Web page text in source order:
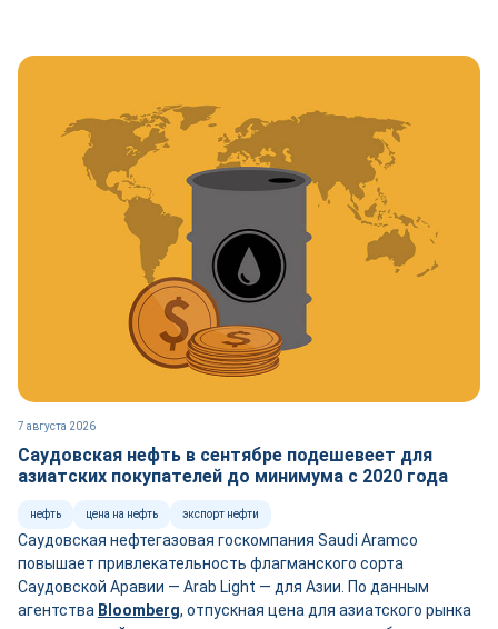
7 августа 2026
Саудовская нефть в сентябре подешевеет для
азиатских покупателей до минимума с 2020 года
нефть цена на нефть экспорт нефти
Саудовская нефтегазовая госкомпания Saudi Aramco
повышает привлекательность флагманского сорта
Саудовской Аравии — Arab Light — для Азии. По данным
агентства Bloomberg, отпускная цена для азиатского рынка